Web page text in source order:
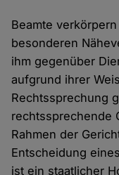
Beamte
besonderen
ihm gegenüber
aufgrund ihrer
Rechtssprechung
rechtssprechende
Rahmen der
Entscheidung
ist ein staatlicher